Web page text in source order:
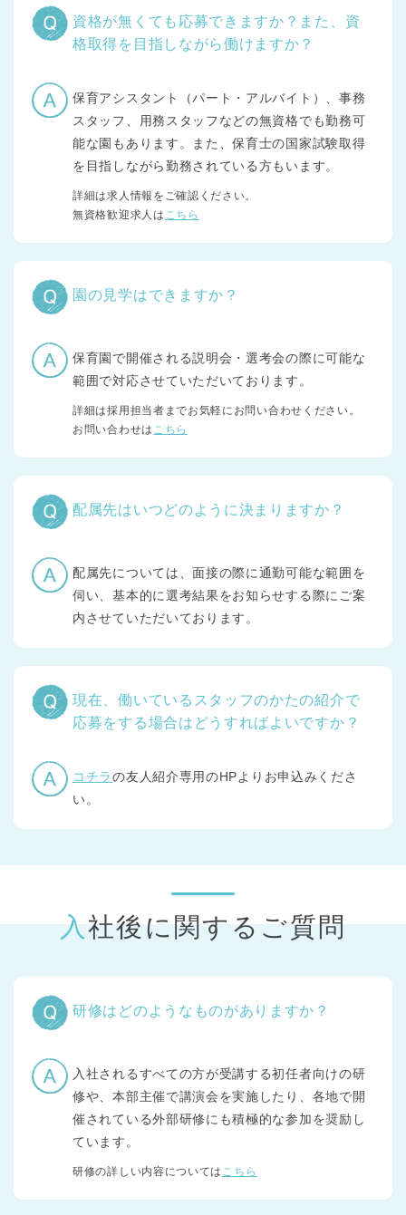
資格が無くても応募できますか？また、資
格取得を目指しながら働けますか？
保育アシスタント（パート・アルバイト）、事務
スタッフ、用務スタッフなどの無資格でも勤務可
能な園もあります。また、保育士の国家試験取得
を目指しながら勤務されている方もいます。
詳細は求人情報をご確認ください。
無資格歓迎求人は こちら
園の見学はできますか？
保育園で開催される説明会・選考会の際に可能な
範囲で対応させていただいております。
詳細は採用担当者までお気軽にお問い合わせください。
お問い合わせは こちら
配属先はいつどのように決まりますか？
配属先については、面接の際に通勤可能な範囲を
伺い、基本的に選考結果をお知らせする際にご案
内させていただいております。
現在、働いているスタッフのかたの紹介で
応募をする場合はどうすればよいですか？
コチラの友人紹介専用のHPよりお申込みくださ
い。
入社後に関するご質問
研修はどのようなものがありますか？
入社されるすべての方が受講する初任者向けの研
修や、本部主催で講演会を実施したり、各地で開
催されている外部研修にも積極的な参加を奨励し
ています。
研修の詳しい内容については こちら